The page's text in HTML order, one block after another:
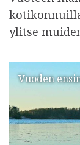
ylitse
Vuoden